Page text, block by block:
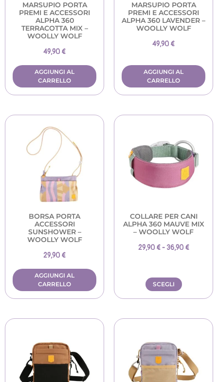
MARSUPIO PORTA
PREMI E ACCESSORI
ALPHA 360
TERRACOTTA MIX –
WOOLLY WOLF
49,90 €
AGGIUNGI AL
CARRELLO
MARSUPIO PORTA
PREMI E ACCESSORI
ALPHA 360 LAVENDER –
WOOLLY WOLF
49,90 €
AGGIUNGI AL
CARRELLO
BORSA PORTA
ACCESSORI
SUNSHOWER –
WOOLLY WOLF
29,90 €
AGGIUNGI AL
CARRELLO
COLLARE PER CANI
ALPHA 360 MAUVE MIX
– WOOLLY WOLF
29,90 € - 36,90 €
SCEGLI